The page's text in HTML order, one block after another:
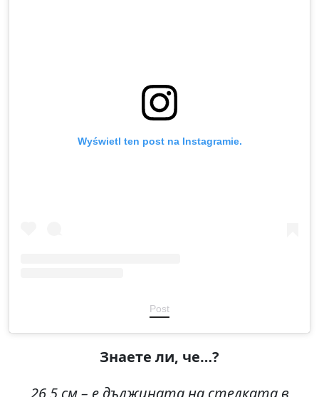
Wyświetl ten post na Instagramie.
Post
Знаете ли, че…?
26,5 см– е дължината на стелката в